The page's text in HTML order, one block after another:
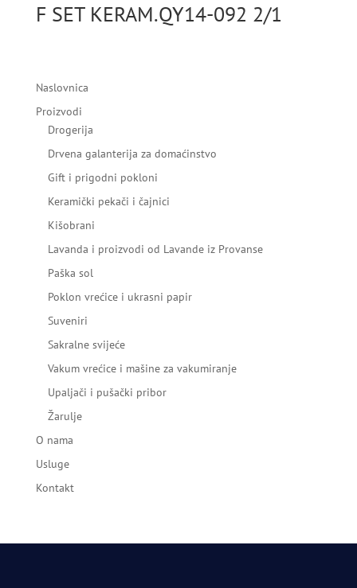
F SET KERAM.QY14-092 2/1
Naslovnica
Proizvodi
Drogerija
Drvena galanterija za domaćinstvo
Gift i prigodni pokloni
Keramički pekači i čajnici
Kišobrani
Lavanda i proizvodi od Lavande iz Provanse
Paška sol
Poklon vrećice i ukrasni papir
Suveniri
Sakralne svijeće
Vakum vrećice i mašine za vakumiranje
Upaljači i pušački pribor
Žarulje
O nama
Usluge
Kontakt